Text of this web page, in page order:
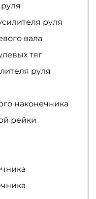
руля
вала
тяг
руля
наконечника
рейки